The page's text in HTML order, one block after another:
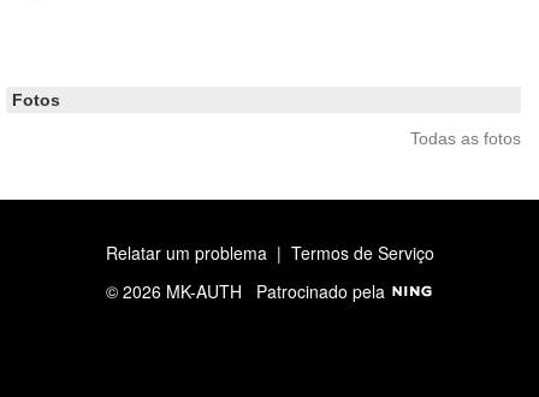
Fotos
Todas as fotos
Relatar um problema| Termos de Serviço
© 2026 MK-AUTH Patrocinado pela